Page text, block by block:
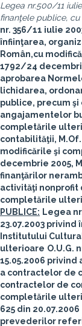
Legea nr.500/11
finanţele publice,
nr. 356/11 iulie
înfiinţarea,
Român,cu
1792/24
aprobarea
lichidarea,
publice, precum
angajamentelor
completările
contabilităţii,
modificările şi
decembrie 2005,
finanţărilor
activităţi nonprofit
completările
PUBLICE: Legea
23.07.2003
Institutului
ulterioare O.U.G.
15.05.2006
a contractelor de
contractelor de
completările
625 din 20.07.2006
prevederilor